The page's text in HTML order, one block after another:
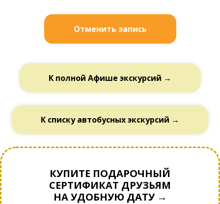
Отменить запись
К полной Афише экскурсий →
К списку автобусных экскурсий →
КУПИТЕ ПОДАРОЧНЫЙ
СЕРТИФИКАТ ДРУЗЬЯМ
НА УДОБНУЮ ДАТУ →